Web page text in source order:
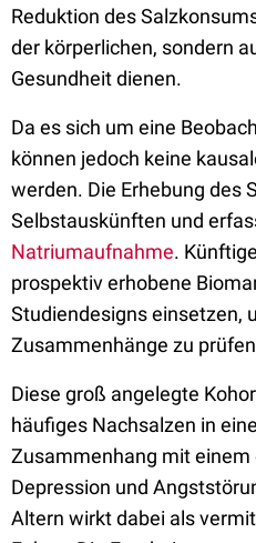
Reduktion des
der körperlichen, sondern
Gesundheit dienen.
Da es sich um eine
können jedoch keine
werden. Die Erhebung des
Selbstauskünften und
Natriumaufnahme.
prospektiv erhobene
Studiendesigns einsetzen,
Zusammenhänge zu
Diese groß angelegte
häufiges Nachsalzen in
Zusammenhang mit einem
Depression und
Altern wirkt dabei als